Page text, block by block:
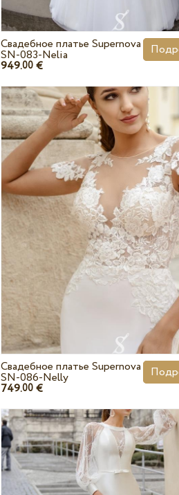
Свадебное платье Supernova
SN-083-Nelia
949.00 €
Свадебное платье Supernova
SN-086-Nelly
749.00 €